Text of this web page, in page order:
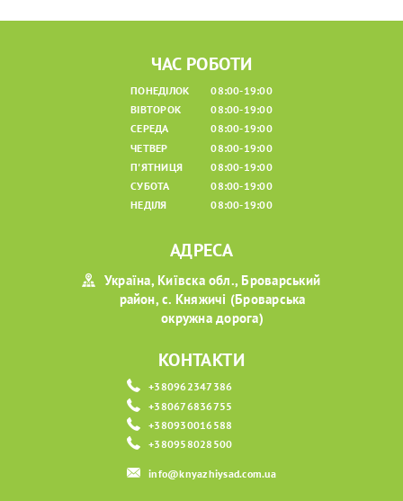
ЧАС РОБОТИ
ПОНЕДІЛОК
08:00-19:00
ВІВТОРОК
08:00-19:00
СЕРЕДА
08:00-19:00
ЧЕТВЕР
08:00-19:00
П'ЯТНИЦЯ
08:00-19:00
СУБОТА
08:00-19:00
НЕДІЛЯ
08:00-19:00
АДРЕСА
Україна, Київска обл., Броварський
район, с. Княжичі (Броварська
окружна дорога)
КОНТАКТИ
+380962347386
+380676836755
+380930016588
+380958028500
info@knyazhiysad.com.ua